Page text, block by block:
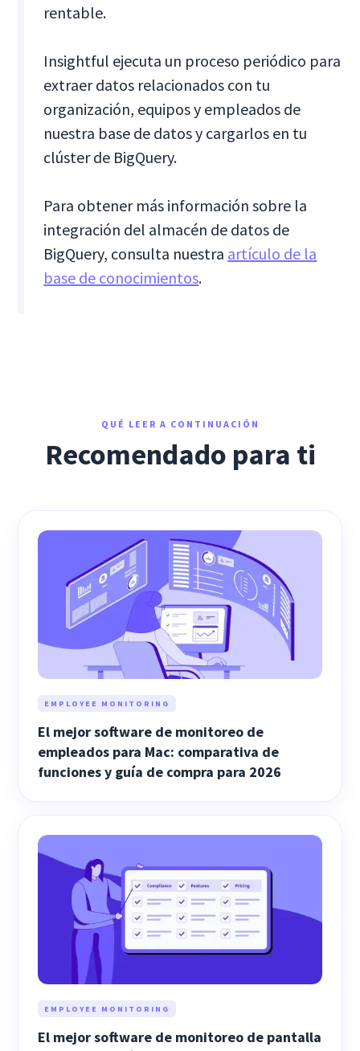
rentable.
Insightful ejecuta un proceso periódico para
extraer datos relacionados con tu
organización, equipos y empleados de
nuestra base de datos y cargarlos en tu
clúster de BigQuery.
Para obtener más información sobre la
integración del almacén de datos de
BigQuery, consulta nuestra artículo de la
base de conocimientos.
QUÉ LEER A CONTINUACIÓN
Recomendado para ti
EMPLOYEE MONITORING
El mejor software de monitoreo de
empleados para Mac: comparativa de
funciones y guía de compra para 2026
EMPLOYEE MONITORING
El mejor software de monitoreo de pantalla